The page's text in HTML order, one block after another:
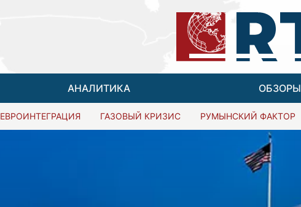
АНАЛИТИКА ОБЗОРЫ
ЕВРОИНТЕГРАЦИЯ ГАЗОВЫЙ КРИЗИС РУМЫНСКИЙ ФАКТОР